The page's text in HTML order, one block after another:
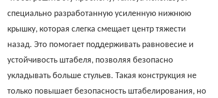
специально разработанную усиленную нижнюю
крышку, которая слегка смещает центр тяжести
назад. Это помогает поддерживать равновесие и
устойчивость штабеля, позволяя безопасно
укладывать больше стульев. Такая конструкция не
только повышает безопасность штабелирования, но